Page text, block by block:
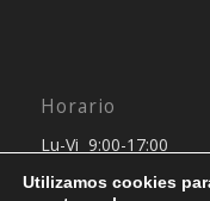
Horario
Lu-Vi 9:00-17:00
Utilizamos cookies